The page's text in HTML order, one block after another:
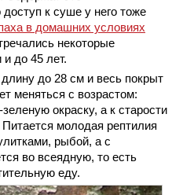
к суше у него тоже
в домашних условиях
некоторые
до 45 лет.
до 28 см и весь покрыт
меняться с возрастом:
окраску, а к старости
молодая рептилия
рыбой, а с
во всеядную, то есть
еду.